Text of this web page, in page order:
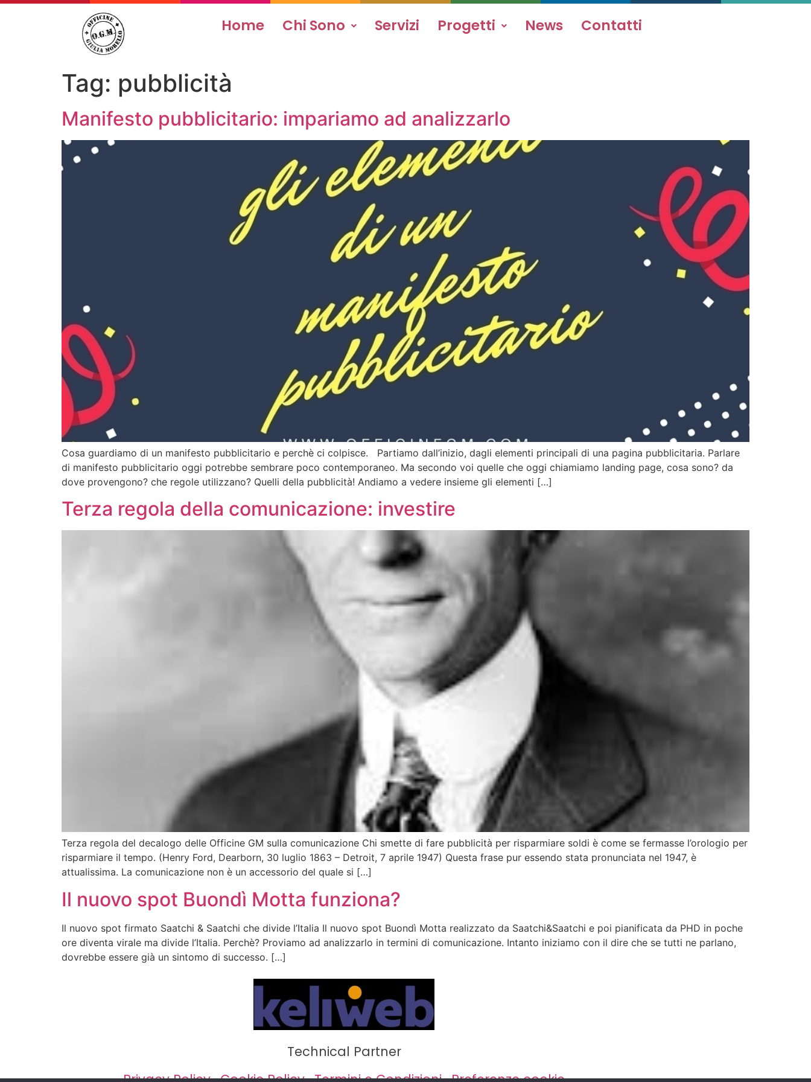
Home Chi Sono Servizi Progetti News Contatti
Tag: pubblicità
Manifesto pubblicitario: impariamo ad analizzarlo
Cosa guardiamo di un manifesto pubblicitario e perchè ci colpisce. Partiamo dall’inizio, dagli elementi principali di una pagina pubblicitaria. Parlare
di manifesto pubblicitario oggi potrebbe sembrare poco contemporaneo. Ma secondo voi quelle che oggi chiamiamo landing page, cosa sono? da
dove provengono? che regole utilizzano? Quelli della pubblicità! Andiamo a vedere insieme gli elementi […]
Terza regola della comunicazione: investire
Terza regola del decalogo delle Officine GM sulla comunicazione Chi smette di fare pubblicità per risparmiare soldi è come se fermasse l’orologio per
risparmiare il tempo. (Henry Ford, Dearborn, 30 luglio 1863 – Detroit, 7 aprile 1947) Questa frase pur essendo stata pronunciata nel 1947, è
attualissima. La comunicazione non è un accessorio del quale si […]
Il nuovo spot Buondì Motta funziona?
Il nuovo spot firmato Saatchi & Saatchi che divide l’Italia Il nuovo spot Buondì Motta realizzato da Saatchi&Saatchi e poi pianificata da PHD in poche
ore diventa virale ma divide l’Italia. Perchè? Proviamo ad analizzarlo in termini di comunicazione. Intanto iniziamo con il dire che se tutti ne parlano,
dovrebbe essere già un sintomo di successo. […]
Technical Partner